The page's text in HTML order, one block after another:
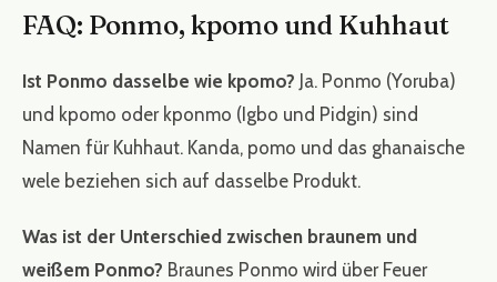
FAQ: Ponmo, kpomo und Kuhhaut
Ist Ponmo dasselbe wie kpomo? Ja. Ponmo (Yoruba)
und kpomo oder kponmo (Igbo und Pidgin) sind
Namen für Kuhhaut. Kanda, pomo und das ghanaische
wele beziehen sich auf dasselbe Produkt.
Was ist der Unterschied zwischen braunem und
weißem Ponmo? Braunes Ponmo wird über Feuer